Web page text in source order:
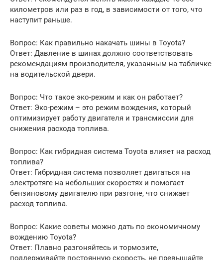
километров или раз в год, в зависимости от того, что
наступит раньше.
Вопрос: Как правильно накачать шины в Toyota?
Ответ: Давление в шинах должно соответствовать
рекомендациям производителя, указанным на табличке
на водительской двери.
Вопрос: Что такое эко-режим и как он работает?
Ответ: Эко-режим – это режим вождения, который
оптимизирует работу двигателя и трансмиссии для
снижения расхода топлива.
Вопрос: Как гибридная система Toyota влияет на расход
топлива?
Ответ: Гибридная система позволяет двигаться на
электротяге на небольших скоростях и помогает
бензиновому двигателю при разгоне, что снижает
расход топлива.
Вопрос: Какие советы можно дать по экономичному
вождению Toyota?
Ответ: Плавно разгоняйтесь и тормозите,
поддерживайте постоянную скорость, не превышайте